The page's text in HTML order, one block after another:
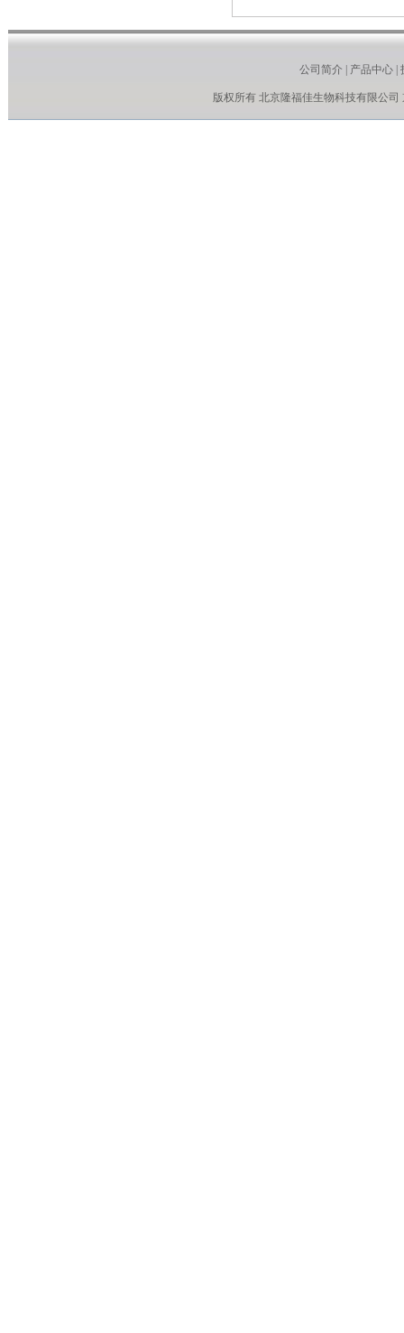
公司简介 产品中心
版权所有 北京隆福佳生物科技有限公司